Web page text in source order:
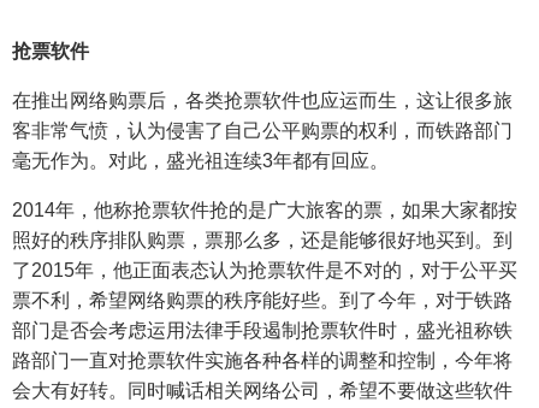
抢票软件
在推出网络购票后，各类抢票软件也应运而生，这让很多旅
客非常气愤，认为侵害了自己公平购票的权利，而铁路部门
毫无作为。对此，盛光祖连续3年都有回应。
2014年，他称抢票软件抢的是广大旅客的票，如果大家都按
照好的秩序排队购票，票那么多，还是能够很好地买到。到
了2015年，他正面表态认为抢票软件是不对的，对于公平买
票不利，希望网络购票的秩序能好些。到了今年，对于铁路
部门是否会考虑运用法律手段遏制抢票软件时，盛光祖称铁
路部门一直对抢票软件实施各种各样的调整和控制，今年将
会大有好转。同时喊话相关网络公司，希望不要做这些软件